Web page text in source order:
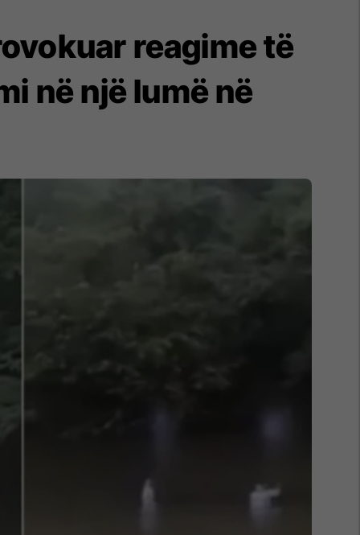
reagime të
në një lumë në